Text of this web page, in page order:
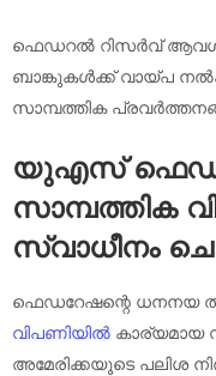
ഫെഡറൽ റിസർവ്
ബാങ്കുകൾക്ക് വായ്പ
സാമ്പത്തിക
യുഎസ്
സാമ്പത്തിക
സ്വാധീനം
ഫെഡറേഷന്റെ ധനനയ
വിപണിയിൽ കാര്യമായ
അമേരിക്കയുടെ പലിശ